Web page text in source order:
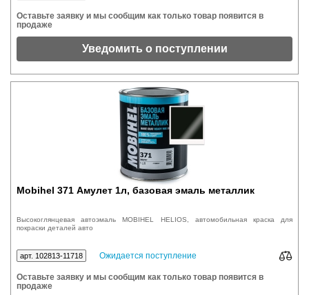
Оставьте заявку и мы сообщим как только товар появится в
продаже
Уведомить о поступлении
Mobihel 371 Амулет 1л, базовая эмаль металлик
Высокоглянцевая автоэмаль MOBIHEL HELIOS, автомобильная краска для
покраски деталей авто
арт. 102813-11718 Ожидается поступление
Оставьте заявку и мы сообщим как только товар появится в
продаже